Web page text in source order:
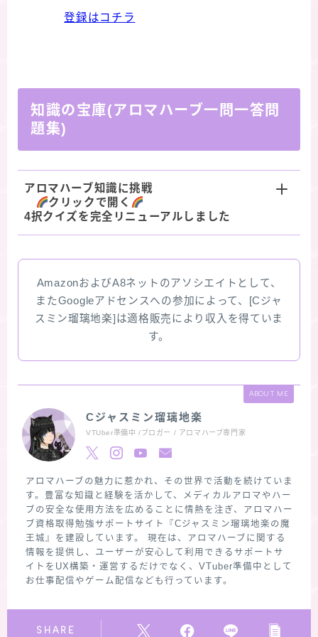
登録はコチラ
知識の宝庫(アロマハーブ一問一答問
題集)
アロマハーブ知識に挑戦
クリックで開く
4択クイズを完全リニューアルしました
AmazonおよびA8ネットのアソシエイトとして、
またGoogleアドセンスへの参加によって、[Cジャ
スミン瑠璃地楽]は適格販売により収入を得ていま
す。
ABOUT ME
Cジャスミン瑠璃地楽
VTUber準備中 /ブロガー / アロマハーブ専門家
アロマハーブの魅力に惹かれ、その世界で活動を続けていま
す。豊富な知識と経験を活かして、メディカルアロマやハー
ブの安全な使用方法を広めることに情熱を注ぎ、アロマハー
ブ資格取得勉強サポートサイト『Cジャスミン瑠璃地楽の魔
王城』を建設しています。 現在は、アロマハーブに関する
情報を提供し、ユーザーが安心して利用できるサポートサ
イトをUX構築・運営するだけでなく、VTuber準備中として
お仕事配信やゲーム配信なども行っています。
SHARE